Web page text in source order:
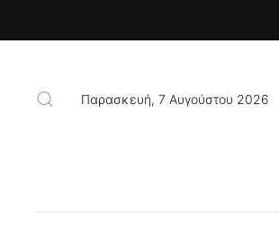
Παρασκευή, 7 Αυγούστου 2026